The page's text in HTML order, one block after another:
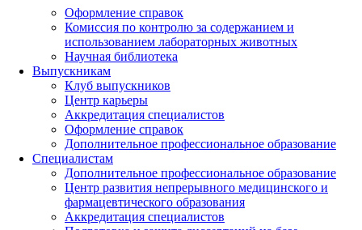
Оформление справок
Комиссия по контролю за содержанием и
использованием лабораторных животных
Научная библиотека
Выпускникам
Клуб выпускников
Центр карьеры
Аккредитация специалистов
Оформление справок
Дополнительное профессиональное образование
Специалистам
Дополнительное профессиональное образование
Центр развития непрерывного медицинского и
фармацевтического образования
Аккредитация специалистов